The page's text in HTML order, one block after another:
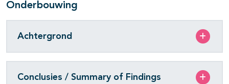
Onderbouwing
Achtergrond
Conclusies / Summary of Findings